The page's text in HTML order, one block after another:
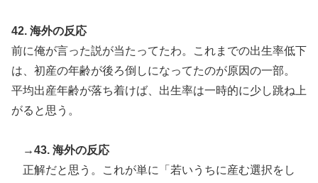
42. 海外の反応
前に俺が言った説が当たってたわ。これまでの出生率低下
は、初産の年齢が後ろ倒しになってたのが原因の一部。
平均出産年齢が落ち着けば、出生率は一時的に少し跳ね上
がると思う。
→43. 海外の反応
正解だと思う。これが単に「若いうちに産む選択をし